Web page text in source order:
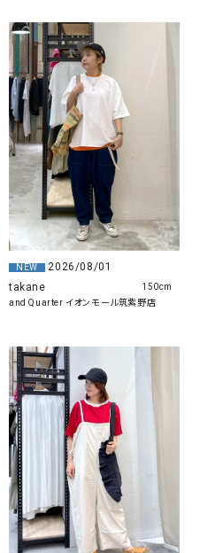
NEW
2026/08/01
takane
and Quarter イオンモール筑紫野店
150cm